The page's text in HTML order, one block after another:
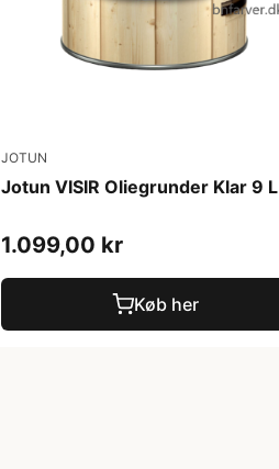
JOTUN
Jotun VISIR Oliegrunder Klar 9 L
1.099,00 kr
Køb her